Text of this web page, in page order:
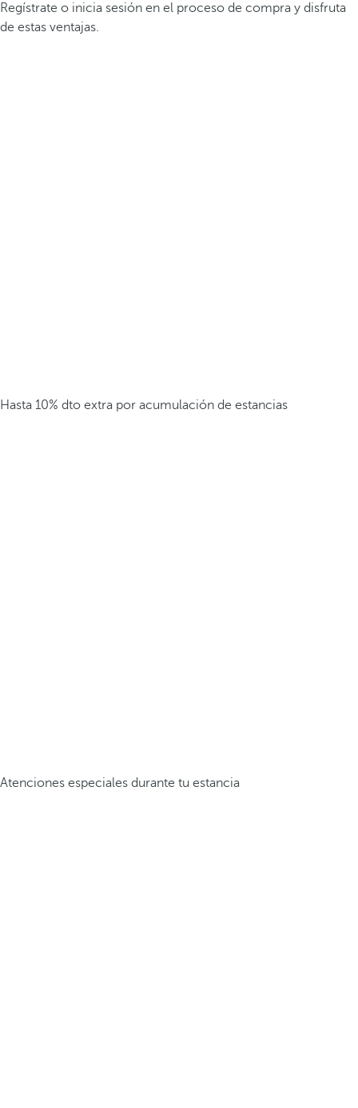
Regístrate o inicia sesión en el proceso de compra y disfruta
de estas ventajas.
Hasta 10% dto extra por acumulación de estancias
Atenciones especiales durante tu estancia